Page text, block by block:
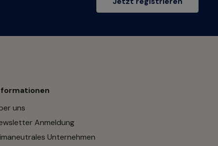
uns
Anmeldung
Unternehmen